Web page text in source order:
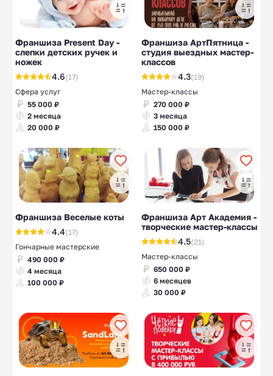
Франшиза Present Day -
слепки детских ручек и
ножек
4.6(17)
Сфера услуг
55 000 ₽
2 месяца
20 000 ₽
Франшиза АртПятница -
студия выездных мастер-
классов
4.3(19)
Мастер-классы
270 000 ₽
3 месяца
150 000 ₽
Франшиза Веселые коты
4.4(17)
Гончарные мастерские
490 000 ₽
4 месяца
100 000 ₽
Франшиза Арт Академия -
творческие мастер-классы
4.5(21)
Мастер-классы
650 000 ₽
6 месяцев
30 000 ₽